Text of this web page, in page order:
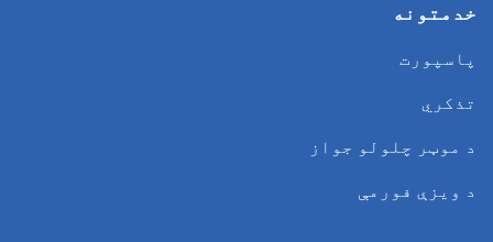
خدمتونه
پاسپورت
تذکري
د موټر چلولو جواز
د ویزې فورمې